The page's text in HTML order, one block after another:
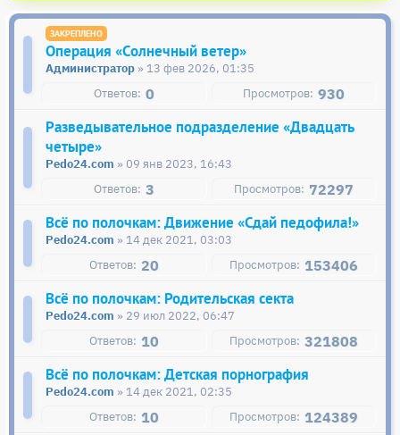
Операция «Солнечный ветер»
Администратор » 13 фев 2026, 01:35
0 930
Разведывательное подразделение «Двадцать
четыре»
Pedo24.com » 09 янв 2023, 16:43
3 72297
Всё по полочкам: Движение «Сдай педофила!»
Pedo24.com » 14 дек 2021, 03:03
20 153406
Всё по полочкам: Родительская секта
Pedo24.com » 29 июл 2022, 06:47
10 321808
Всё по полочкам: Детская порнография
Pedo24.com » 14 дек 2021, 02:35
10 124389